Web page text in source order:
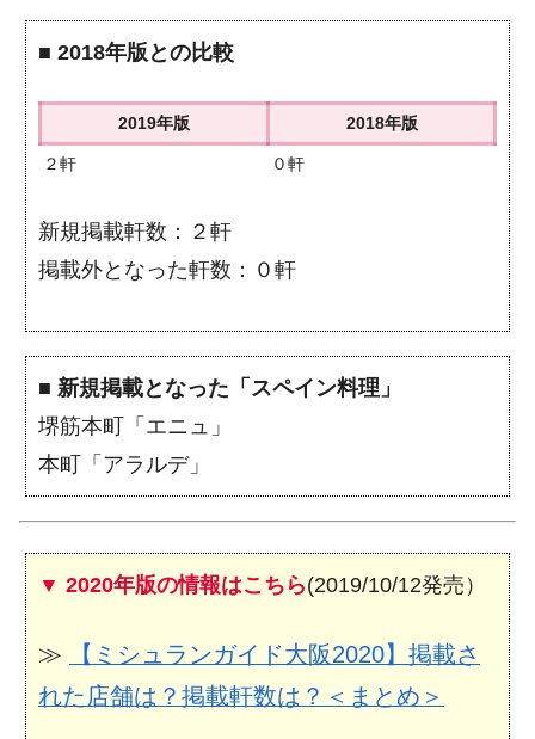
■ 2018年版との比較
2019年版 2018年版
２軒 ０軒
新規掲載軒数：２軒
掲載外となった軒数：０軒
■ 新規掲載となった「スペイン料理」
堺筋本町「エニュ」
本町「アラルデ」
▼ 2020年版の情報はこちら(2019/10/12発売）
≫
【ミシュランガイド大阪2020】掲載さ
れた店舗は？掲載軒数は？＜まとめ＞